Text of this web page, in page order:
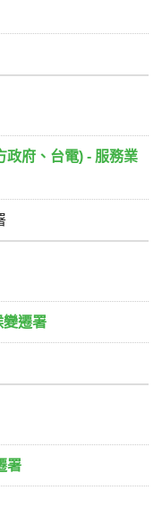
政府、台電) - 服務業
變遷署
署